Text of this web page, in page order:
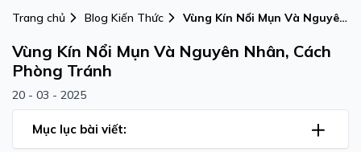
Trang chủ Blog Kiến Thức
Vùng Kín Nổi Mụn Và Nguyên
Vùng Kín Nổi Mụn Và Nguyên Nhân, Cách
Phòng Tránh
20 - 03 - 2025
Mục lục bài viết: